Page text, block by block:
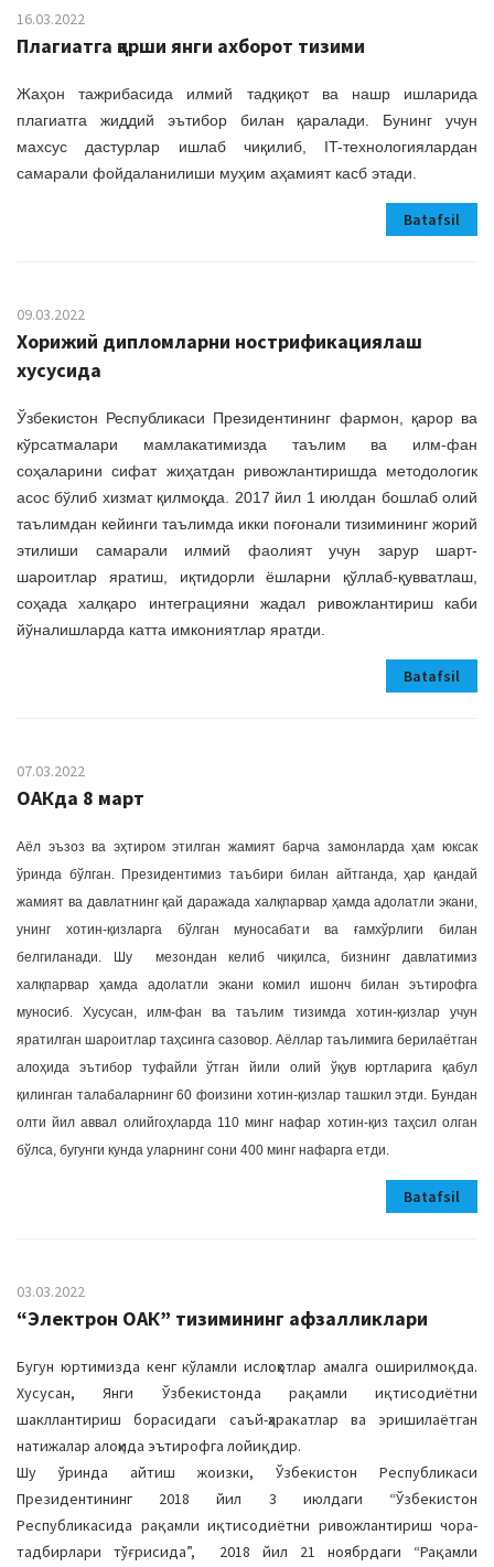
16.03.2022
Плагиатга қарши янги ахборот тизими
Жаҳон тажрибасида илмий тадқиқот ва нашр ишларида
плагиатга жиддий эътибор билан қаралади. Бунинг учун
махсус дастурлар ишлаб чиқилиб, IT-технологиялардан
самарали фойдаланилиши муҳим аҳамият касб этади.
Batafsil
09.03.2022
Хорижий дипломларни нострификациялаш
хусусида
Ўзбекистон Республикаси Президентининг фармон, қарор ва
кўрсатмалари мамлакатимизда таълим ва илм-фан
соҳаларини сифат жиҳатдан ривожлантиришда методологик
асос бўлиб хизмат қилмоқда. 2017 йил 1 июлдан бошлаб олий
таълимдан кейинги таълимда икки поғонали тизимининг жорий
этилиши самарали илмий фаолият учун зарур шарт-
шароитлар яратиш, иқтидорли ёшларни қўллаб-қувватлаш,
соҳада халқаро интеграцияни жадал ривожлантириш каби
йўналишларда катта имкониятлар яратди.
Batafsil
07.03.2022
ОАКда 8 март
Аёл эъзоз ва эҳтиром этилган жамият барча замонларда ҳам юксак
ўринда бўлган. Президентимиз таъбири билан айтганда, ҳар қандай
жамият ва давлатнинг қай даражада халқпарвар ҳамда адолатли экани,
унинг хотин-қизларга бўлган муносабати ва ғамхўрлиги билан
белгиланади. Шу мезондан келиб чиқилса, бизнинг давлатимиз
халқпарвар ҳамда адолатли экани комил ишонч билан эътирофга
муносиб. Хусусан, илм-фан ва таълим тизимда хотин-қизлар учун
яратилган шароитлар таҳсинга сазовор. Аёллар таълимига берилаётган
алоҳида эътибор туфайли ўтган йили олий ўқув юртларига қабул
қилинган талабаларнинг 60 фоизини хотин-қизлар ташкил этди. Бундан
олти йил аввал олийгоҳларда 110 минг нафар хотин-қиз таҳсил олган
бўлса, бугунги кунда уларнинг сони 400 минг нафарга етди.
Batafsil
03.03.2022
“Электрон ОАК” тизимининг афзалликлари
Бугун юртимизда кенг кўламли ислоҳотлар амалга оширилмоқда.
Хусусан, Янги Ўзбекистонда рақамли иқтисодиётни
шакллантириш борасидаги саъй-ҳаракатлар ва эришилаётган
натижалар алоҳида эътирофга лойиқдир.
Шу ўринда айтиш жоизки, Ўзбекистон Республикаси
Президентининг 2018 йил 3 июлдаги “Ўзбекистон
Республикасида рақамли иқтисодиётни ривожлантириш чора-
тадбирлари тўғрисида”, 2018 йил 21 ноябрдаги “Рақамли